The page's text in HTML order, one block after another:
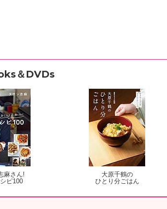
＆DVDs
麻さん!
ピ100
大原千鶴の
ひとり分ごはん